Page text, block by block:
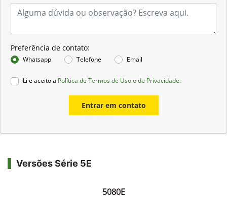
Preferência de contato:
Whatsapp Telefone Email
Li e aceito a Política de Termos de Uso e de Privacidade.
Entrar em contato
Versões Série 5E
5080E